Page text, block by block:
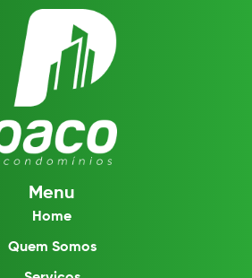
Menu
Home
Quem Somos